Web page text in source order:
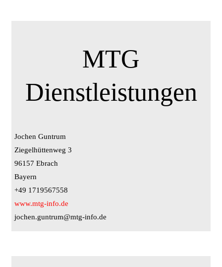
MTG
Dienstleistungen
Jochen Guntrum
Ziegelhüttenweg 3
96157 Ebrach
Bayern
+49 1719567558
www.mtg-info.de
jochen.guntrum@mtg-info.de